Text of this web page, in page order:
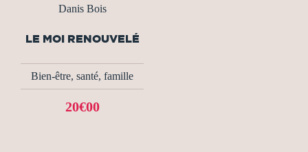
Danis Bois
LE MOI RENOUVELÉ
Bien-être, santé, famille
20€00